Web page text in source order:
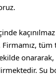
tüm
Su